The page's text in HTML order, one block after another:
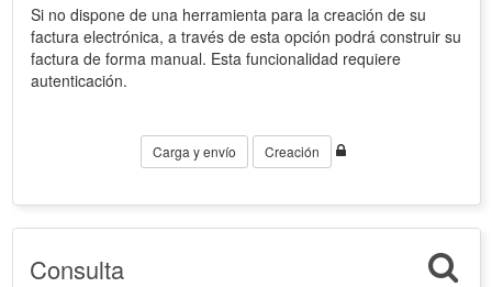
Si no dispone de una herramienta para la creación de su
factura electrónica, a través de esta opción podrá construir su
factura de forma manual. Esta funcionalidad requiere
autenticación.
Carga y envío Creación
Consulta